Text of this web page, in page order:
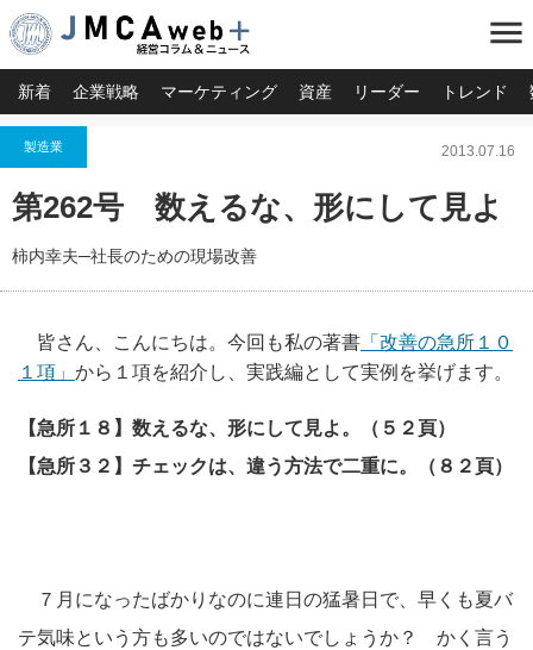
menu
新着 企業戦略 マーケティング 資産 リーダー トレンド
製造業 2013.07.16
第262号 数えるな、形にして見よ
柿内幸夫─社長のための現場改善
皆さん、こんにちは。今回も私の著書 「改善の急所１０
１項」 から１項を紹介し、実践編として実例を挙げます。
【急所１８】数えるな、形にして見よ。（５２頁）
【急所３２】チェックは、違う方法で二重に。（８２頁）
７月になったばかりなのに連日の猛暑日で、早くも夏バ
テ気味という方も多いのではないでしょうか？ かく言う